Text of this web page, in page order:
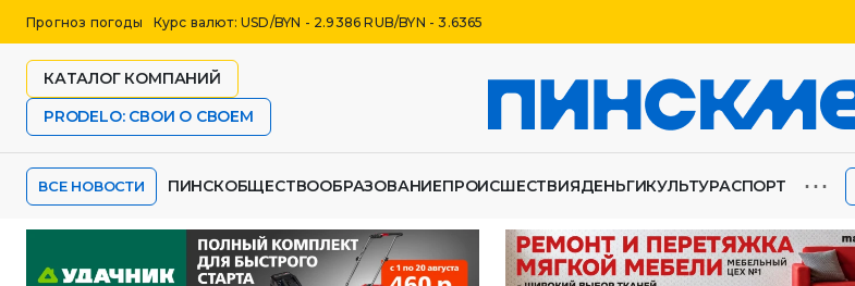
Прогноз погоды Курс валют: USD/BYN - 2.9386 RUB/BYN - 3.6365
КАТАЛОГ КОМПАНИЙ
PRODELO: СВОИ О СВОЕМ
ВСЕ НОВОСТИ ПИНСКОБЩЕСТВООБРАЗОВАНИЕПРОИСШЕСТВИЯДЕНЬГИКУЛЬТУРАСПОРТ ⋯